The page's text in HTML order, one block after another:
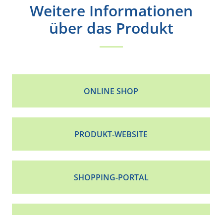
Weitere Informationen
über das Produkt
ONLINE SHOP
PRODUKT-WEBSITE
SHOPPING-PORTAL